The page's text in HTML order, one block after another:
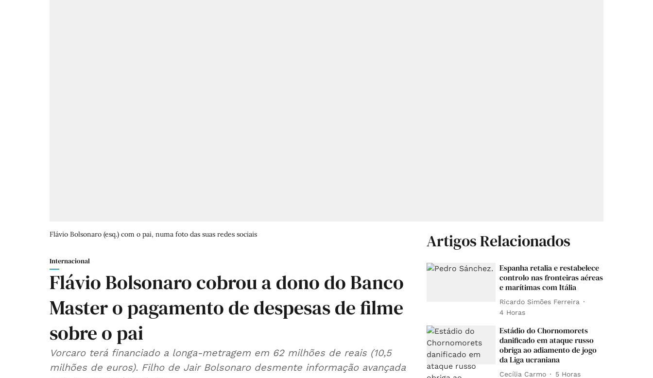
Flávio Bolsonaro (esq.) com o pai, numa foto das suas redes sociais
Internacional
Flávio Bolsonaro cobrou a dono do Banco
Master o pagamento de despesas de filme
sobre o pai
Vorcaro terá financiado a longa-metragem em 62 milhões de reais (10,5
milhões de euros). Filho de Jair Bolsonaro desmente informação avançada
Artigos Relacionados
Espanha retalia e restabelece
controlo nas fronteiras aéreas
e marítimas com Itália
Ricardo Simões Ferreira
4 Horas
Estádio do Chornomorets
danificado em ataque russo
obriga ao adiamento de jogo
da Liga ucraniana
Cecília Carmo 5 Horas